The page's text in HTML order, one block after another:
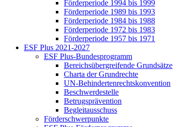
För­der­pe­ri­ode 1994 bis 1999
För­der­pe­ri­ode 1989 bis 1993
För­der­pe­ri­ode 1984 bis 1988
För­der­pe­ri­ode 1972 bis 1983
För­der­pe­ri­ode 1957 bis 1971
ESF Plus 2021-2027
ESF Plus-Bun­des­pro­gramm
Be­reichs­über­grei­fen­de Grund­sät­ze
Char­ta der Grund­rech­te
UN-Be­hin­der­ten­rechts­kon­ven­ti­on
Be­schwer­de­stel­le
Be­trugs­prä­ven­ti­on
Be­glei­taus­schuss
För­der­schwer­punk­te